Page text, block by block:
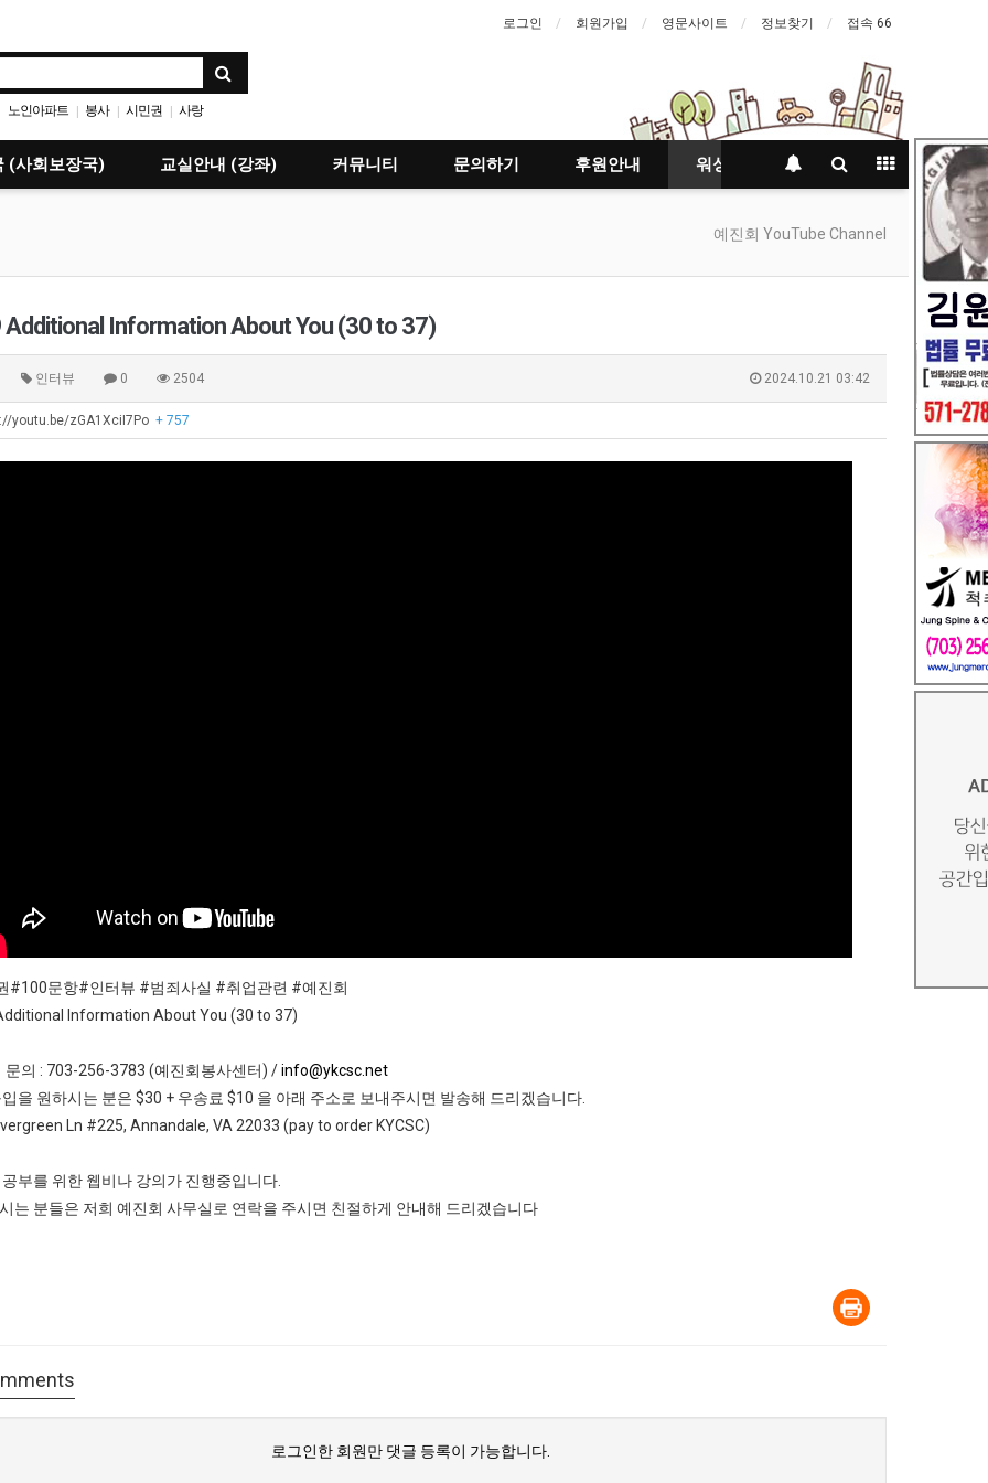
로그인 회원가입 영문사이트 정보찾기 접속 66
노인아파트 | 봉사 | 시민권 | 사랑
(사회보장국) 교실안내 (강좌) 커뮤니티 문의하기 후원안내 워싱턴등대지기
예진회 YouTube Channel
Information About You (30 to 37)
인터뷰 0 2504 2024.10.21 03:42
youtu.be/zGA1XciI7Po + 757
#100문항#인터뷰 #범죄사실 #취업관련 #예진회
Information About You (30 to 37)
문의 : 703-256-3783 (예진회봉사센터) /info@ykcsc.net
을 원하시는 분은 $30 + 우송료 $10 을 아래 주소로 보내주시면 발송해 드리겠습니다.
Ln #225, Annandale, VA 22033 (pay to order KYCSC)
부를 위한 웹비나 강의가 진행중입니다.
는 분들은 저희 예진회 사무실로 연락을 주시면 친절하게 안내해 드리겠습니다
로그인한 회원만 댓글 등록이 가능합니다.